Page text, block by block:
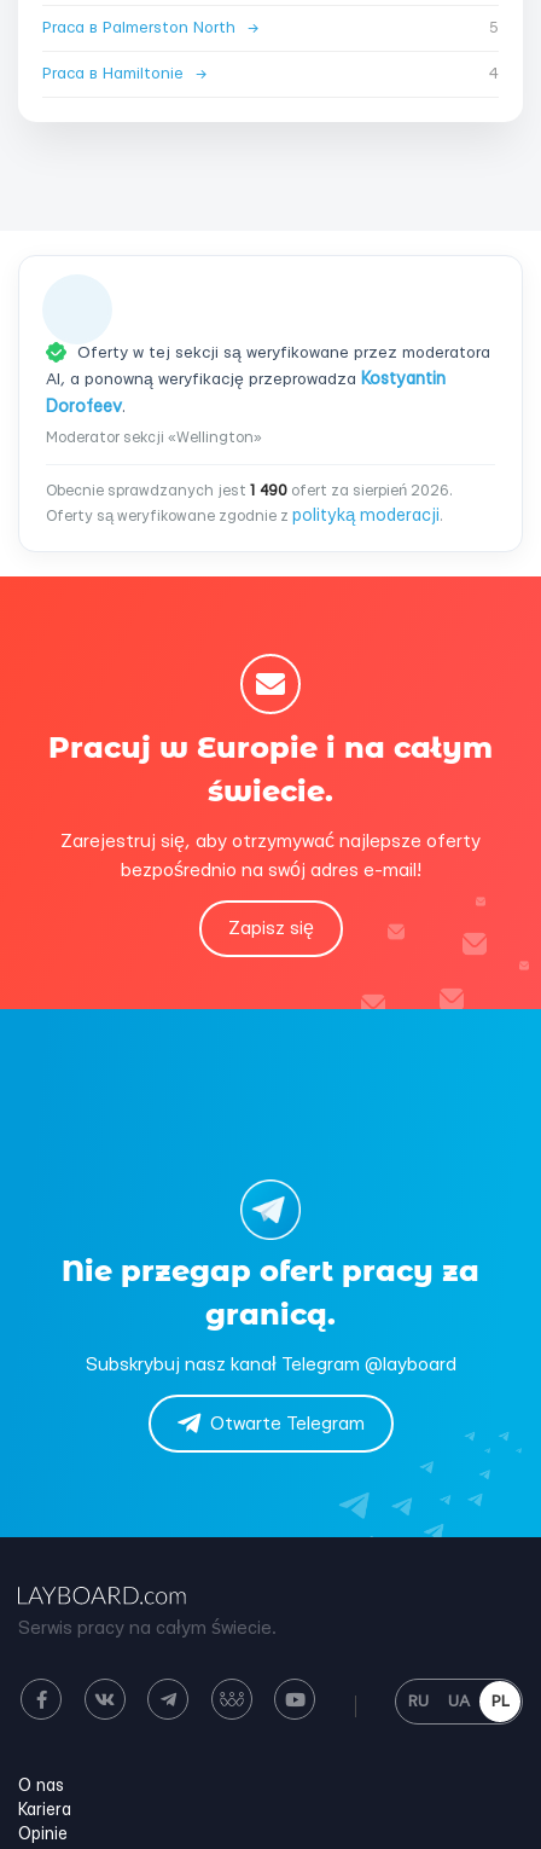
Praca в Palmerston North → 5
Praca в Hamiltonie → 4
Oferty w tej sekcji są weryfikowane przez moderatora
AI, a ponowną weryfikację przeprowadza Kostyantin
Dorofeev.
Moderator sekcji «Wellington»
Obecnie sprawdzanych jest 1 490 ofert za sierpień 2026.
Oferty są weryfikowane zgodnie z polityką moderacji.
Pracuj w Europie i na całym
świecie.
Zarejestruj się, aby otrzymywać najlepsze oferty
bezpośrednio na swój adres e-mail!
Zapisz się
Nie przegap ofert pracy za
granicą.
Subskrybuj nasz kanał Telegram @layboard
Otwarte Telegram
Serwis pracy na całym świecie.
RU UA PL
O nas
Kariera
Opinie